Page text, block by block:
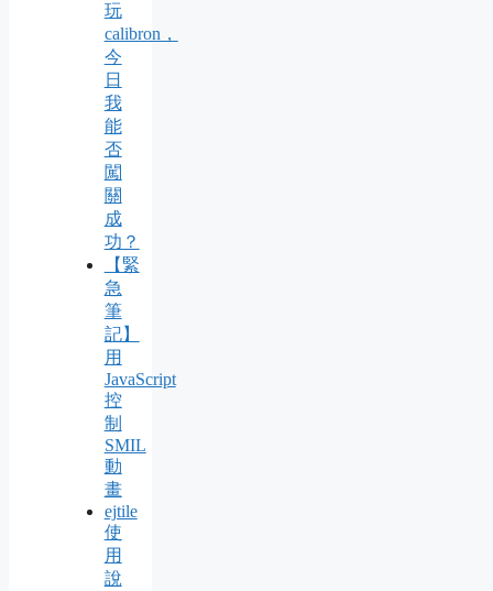
玩
calibron，
今
日
我
能
否
闖
關
成
功？
【緊
急
筆
記】
用
JavaScript
控
制
SMIL
動
畫
ejtile
使
用
說